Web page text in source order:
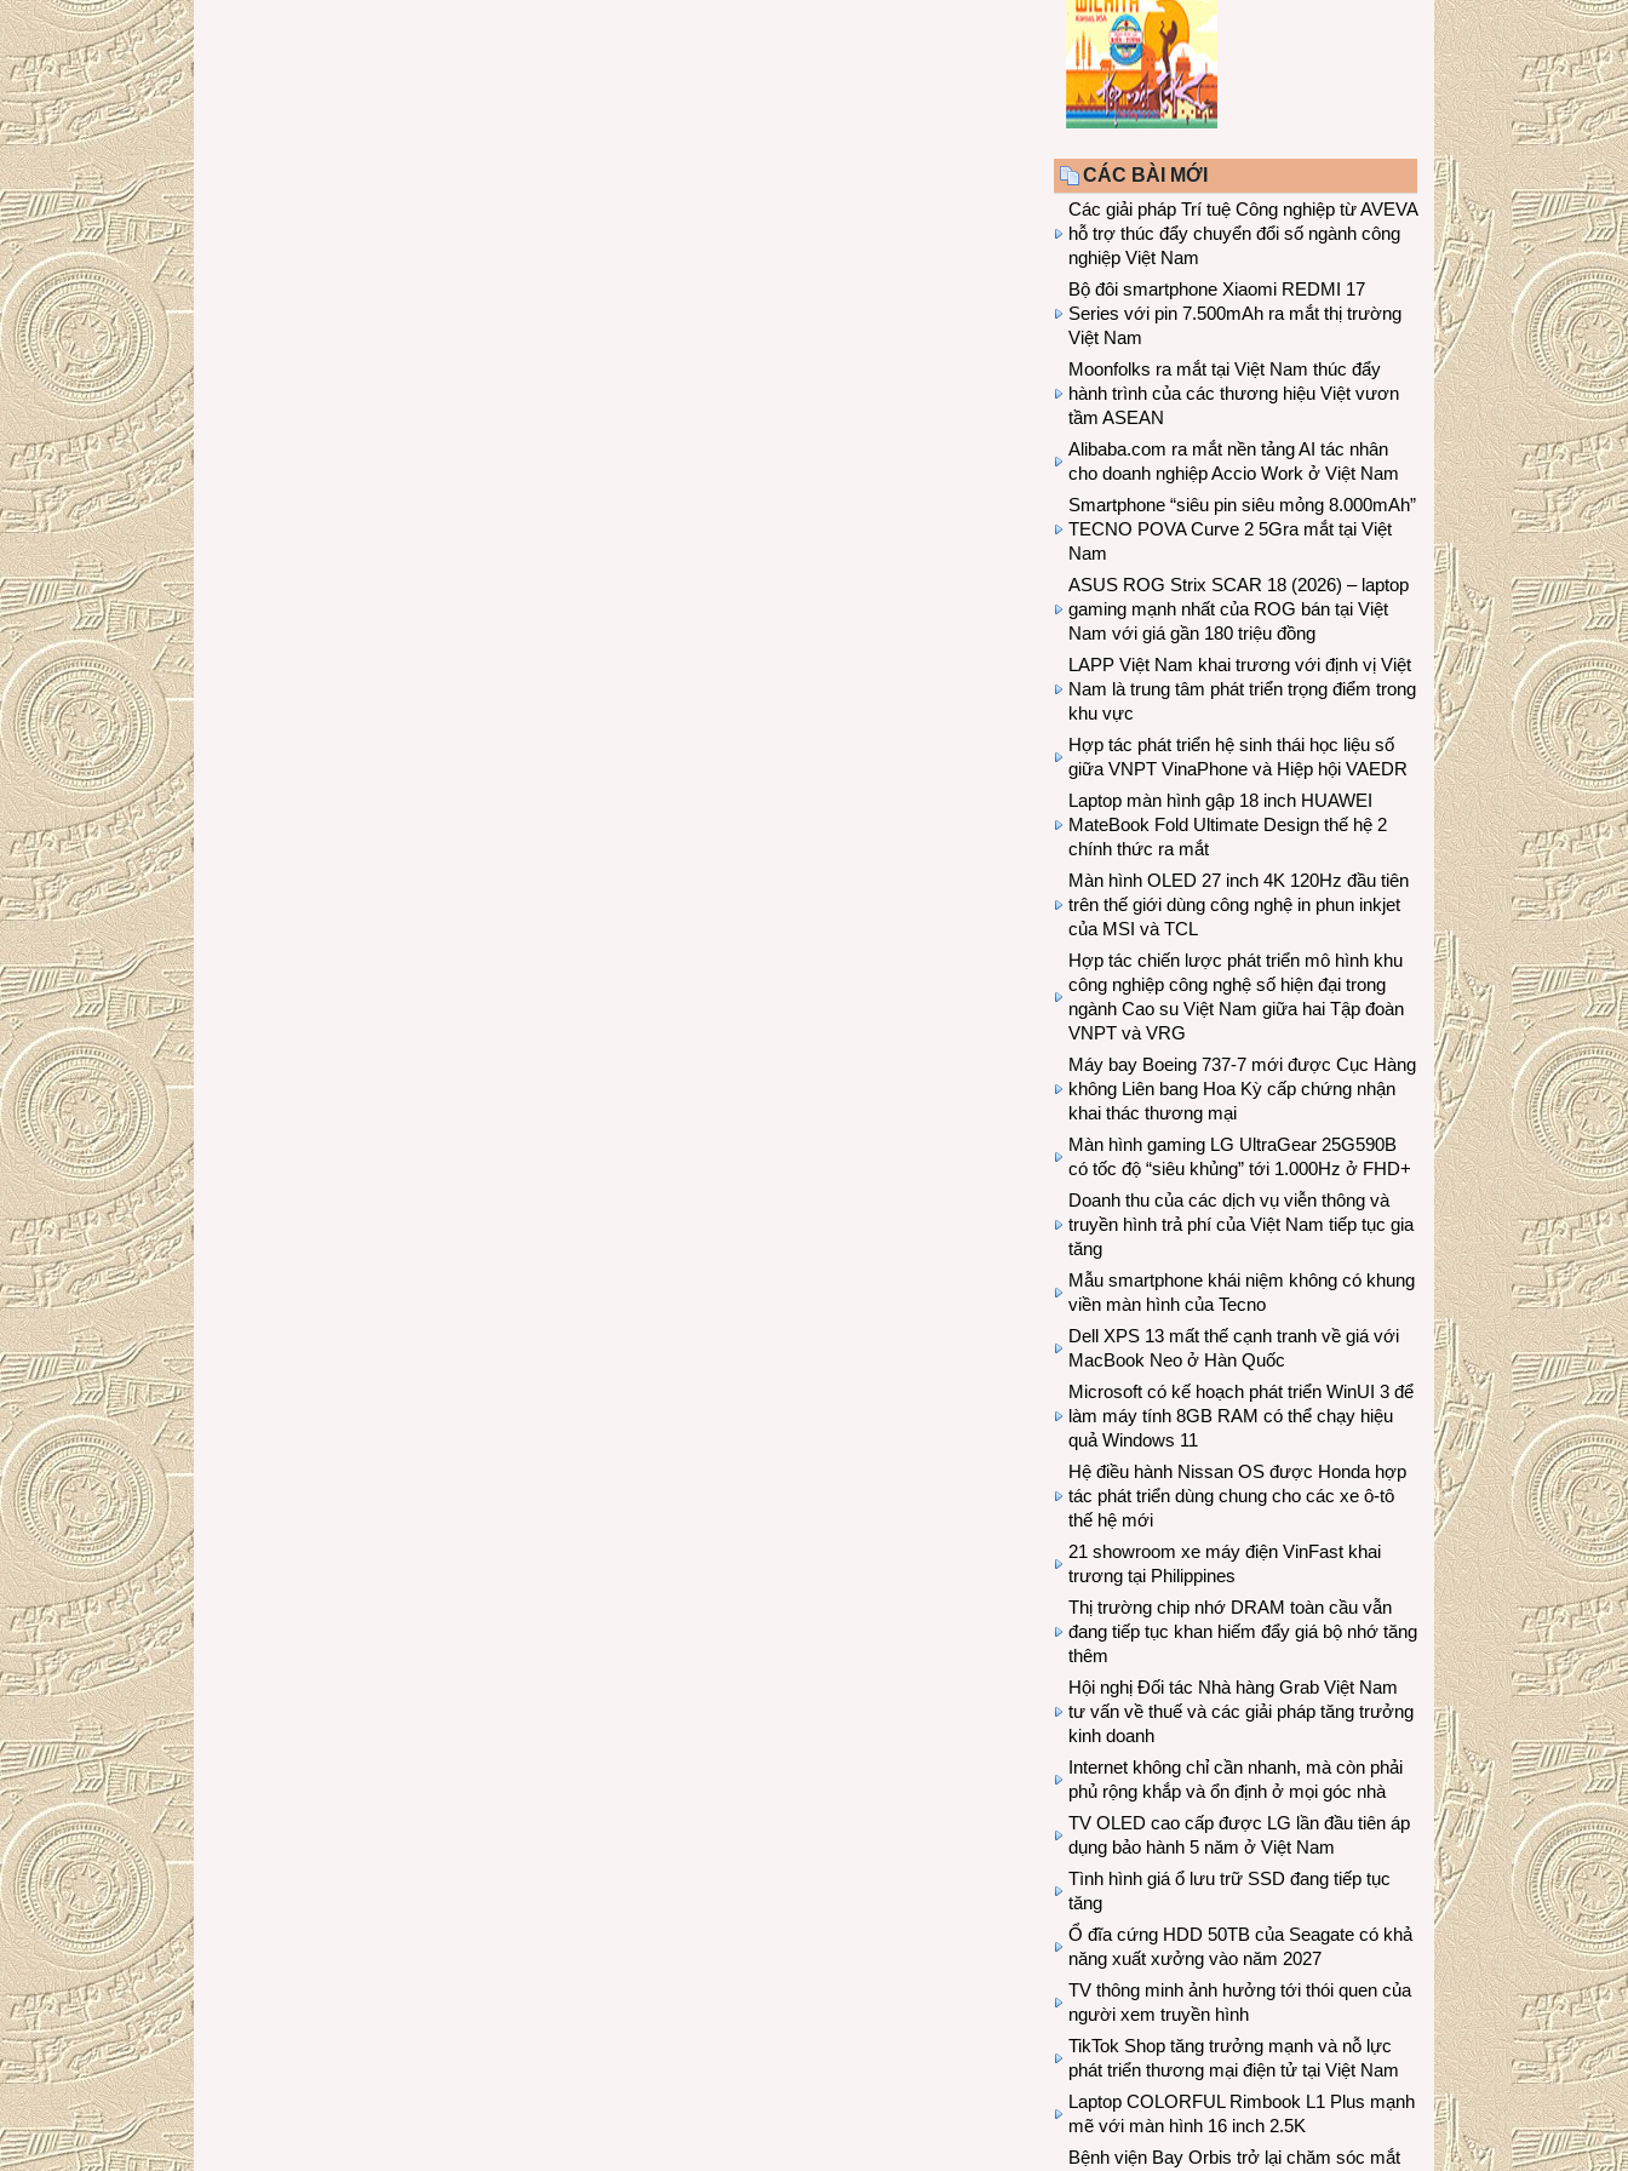
CÁC BÀI MỚI
Các giải pháp Trí tuệ Công nghiệp từ AVEVA
hỗ trợ thúc đẩy chuyển đổi số ngành công
nghiệp Việt Nam
Bộ đôi smartphone Xiaomi REDMI 17
Series với pin 7.500mAh ra mắt thị trường
Việt Nam
Moonfolks ra mắt tại Việt Nam thúc đẩy
hành trình của các thương hiệu Việt vươn
tầm ASEAN
Alibaba.com ra mắt nền tảng AI tác nhân
cho doanh nghiệp Accio Work ở Việt Nam
Smartphone “siêu pin siêu mỏng 8.000mAh”
TECNO POVA Curve 2 5Gra mắt tại Việt
Nam
ASUS ROG Strix SCAR 18 (2026) – laptop
gaming mạnh nhất của ROG bán tại Việt
Nam với giá gần 180 triệu đồng
LAPP Việt Nam khai trương với định vị Việt
Nam là trung tâm phát triển trọng điểm trong
khu vực
Hợp tác phát triển hệ sinh thái học liệu số
giữa VNPT VinaPhone và Hiệp hội VAEDR
Laptop màn hình gập 18 inch HUAWEI
MateBook Fold Ultimate Design thế hệ 2
chính thức ra mắt
Màn hình OLED 27 inch 4K 120Hz đầu tiên
trên thế giới dùng công nghệ in phun inkjet
của MSI và TCL
Hợp tác chiến lược phát triển mô hình khu
công nghiệp công nghệ số hiện đại trong
ngành Cao su Việt Nam giữa hai Tập đoàn
VNPT và VRG
Máy bay Boeing 737-7 mới được Cục Hàng
không Liên bang Hoa Kỳ cấp chứng nhận
khai thác thương mại
Màn hình gaming LG UltraGear 25G590B
có tốc độ “siêu khủng” tới 1.000Hz ở FHD+
Doanh thu của các dịch vụ viễn thông và
truyền hình trả phí của Việt Nam tiếp tục gia
tăng
Mẫu smartphone khái niệm không có khung
viền màn hình của Tecno
Dell XPS 13 mất thế cạnh tranh về giá với
MacBook Neo ở Hàn Quốc
Microsoft có kế hoạch phát triển WinUI 3 để
làm máy tính 8GB RAM có thể chạy hiệu
quả Windows 11
Hệ điều hành Nissan OS được Honda hợp
tác phát triển dùng chung cho các xe ô-tô
thế hệ mới
21 showroom xe máy điện VinFast khai
trương tại Philippines
Thị trường chip nhớ DRAM toàn cầu vẫn
đang tiếp tục khan hiếm đẩy giá bộ nhớ tăng
thêm
Hội nghị Đối tác Nhà hàng Grab Việt Nam
tư vấn về thuế và các giải pháp tăng trưởng
kinh doanh
Internet không chỉ cần nhanh, mà còn phải
phủ rộng khắp và ổn định ở mọi góc nhà
TV OLED cao cấp được LG lần đầu tiên áp
dụng bảo hành 5 năm ở Việt Nam
Tình hình giá ổ lưu trữ SSD đang tiếp tục
tăng
Ổ đĩa cứng HDD 50TB của Seagate có khả
năng xuất xưởng vào năm 2027
TV thông minh ảnh hưởng tới thói quen của
người xem truyền hình
TikTok Shop tăng trưởng mạnh và nỗ lực
phát triển thương mại điện tử tại Việt Nam
Laptop COLORFUL Rimbook L1 Plus mạnh
mẽ với màn hình 16 inch 2.5K
Bệnh viện Bay Orbis trở lại chăm sóc mắt